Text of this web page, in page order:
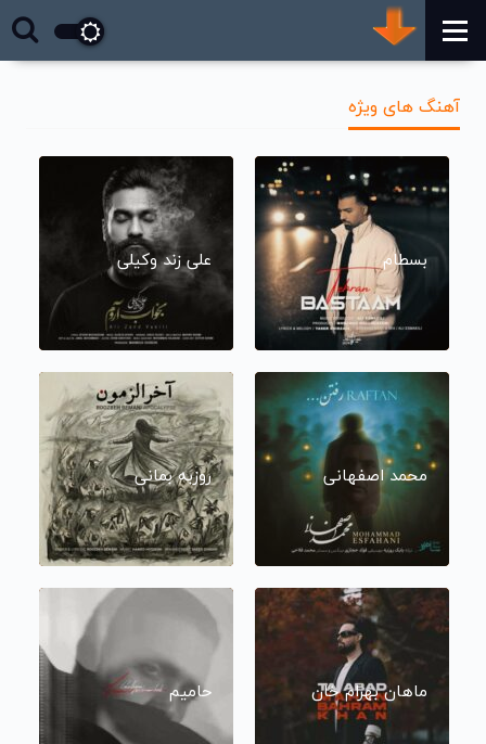
آهنگ های ویژه
بسطام علی زند وکیلی
محمد اصفهانی روزبه بمانی
ماهان بهرام خان حامیم